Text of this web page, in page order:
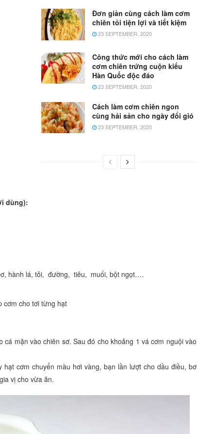
Đơn giản cùng cách làm cơm
chiên tỏi tiện lợi và tiết kiệm
23 SEPTEMBER, 2020
Công thức mới cho cách làm
cơm chiên trứng cuộn kiểu
Hàn Quốc độc đáo
23 SEPTEMBER, 2020
Cách làm cơm chiên ngon
cùng hải sản cho ngày đổi gió
23 SEPTEMBER, 2020
dùng):
hành lá, tỏi, đường, tiêu, muối, bột ngọt….
cơm cho tơi từng hạt
mặn vào chiên sơ. Sau đó cho khoảng 1 vá cơm nguội vào
cơm chuyển màu hơi vàng, bạn lần lượt cho dầu điều, bơ
vị cho vừa ăn.